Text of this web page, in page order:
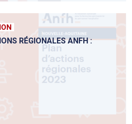
RÉGIONALES ANFH :